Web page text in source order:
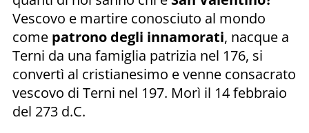
Vescovo e martire conosciuto al mondo
come patrono degli innamorati, nacque a
Terni da una famiglia patrizia nel 176, si
convertì al cristianesimo e venne consacrato
vescovo di Terni nel 197. Morì il 14 febbraio
del 273 d.C.